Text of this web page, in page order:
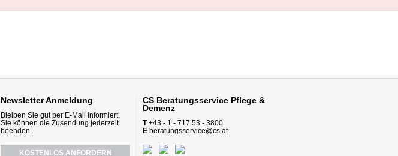
NewsletterAnmeldung
Bleiben Sie gut per E-Mail informiert.
Sie können die Zusendung jederzeit
beenden.
KOSTENLOS ANFORDERN
CS Beratungsservice Pflege &
Demenz
T+43 - 1 - 717 53 - 3800
E beratungsservice@cs.at